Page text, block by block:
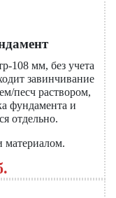
108 мм, без учета
завинчивание
песч раствором,
фундамента и
отдельно.
материалом.